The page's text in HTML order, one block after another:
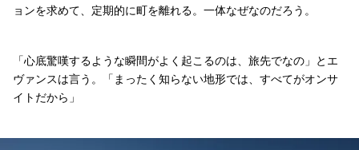
ョンを求めて、定期的に町を離れる。一体なぜなのだろう。
「心底驚嘆するような瞬間がよく起こるのは、旅先でなの」とエ
ヴァンスは言う。「まったく知らない地形では、すべてがオンサ
イトだから」